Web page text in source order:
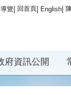
覽 回首頁 English
府資訊公開